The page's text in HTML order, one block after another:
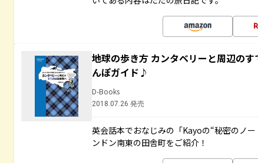
地球の歩き方 カンタベリーと周辺の
んぽガイド♪
D-Books
2018.07.26 発売
英会話本でおなじみの「Kayoの“秘密のノ
ンドン南東の田舎町をご紹介！